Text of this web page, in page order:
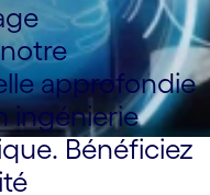
approfondie
ingénierie
Bénéficiez